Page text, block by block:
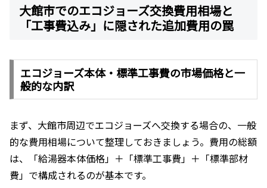
大館市でのエコジョーズ交換費用相場と
「工事費込み」に隠された追加費用の罠
エコジョーズ本体・標準工事費の市場価格と一
般的な内訳
まず、大館市周辺でエコジョーズへ交換する場合の、一般
的な費用相場について整理しておきましょう。費用の総額
は、「給湯器本体価格」＋「標準工事費」＋「標準部材
費」で構成されるのが基本です。